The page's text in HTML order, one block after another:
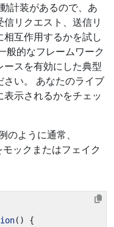
計装があるので、あ
リクエスト、送信リ
互作用するかを試し
般的なフレームワーク
スを有効にした典型
い。 あなたのライブ
示されるかをチェッ
のように通常、
モックまたはフェイク
()
{